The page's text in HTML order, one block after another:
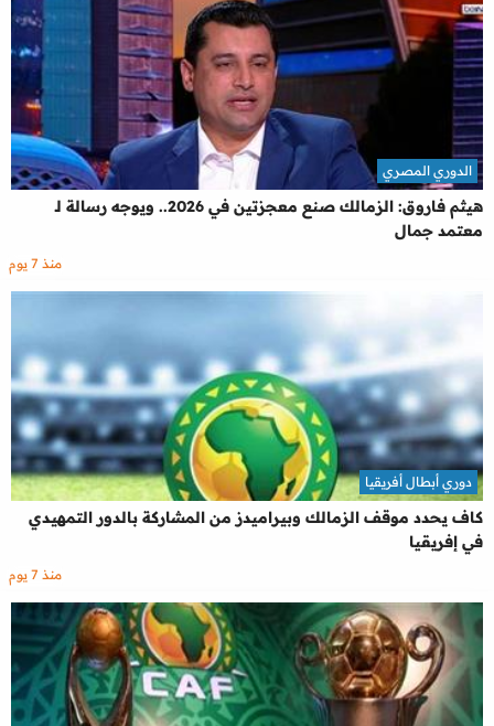
هيثم فاروق: الزمالك صنع معجزتين في 2026.. ويوجه رسالة لـ
معتمد جمال
الدوري المصري
منذ 7 يوم
كاف يحدد موقف الزمالك وبيراميدز من المشاركة بالدور التمهيدي
في إفريقيا
دوري أبطال أفريقيا
منذ 7 يوم